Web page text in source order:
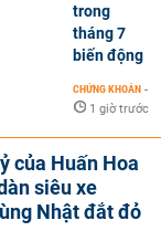
trong
tháng 7
biến động
CHỨNG KHOÁN -
1 giờ trước
của Huấn Hoa
siêu xe
Nhật đắt đỏ